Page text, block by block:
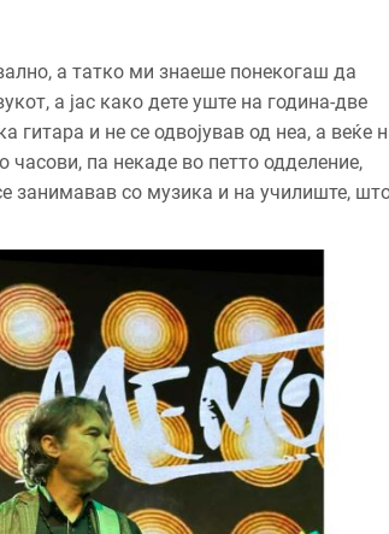
а татко ми знаеше понекогаш да
а јас како дете уште на година-две
и не се одвојував од неа, а веќе
па некаде во петто одделение,
занимавав со музика и на училиште,